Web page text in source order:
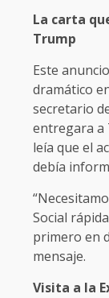
La carta
Trump
Este
dramático
secretario
entregara a
leía que el
debía
Social
primero en
mensaje.
Visita a la